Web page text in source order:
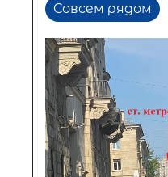
Совсем рядом